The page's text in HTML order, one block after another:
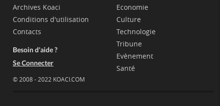
Archives Koaci
Conditions d'utilisation
Contacts
Besoin d'aide ?
Se Connecter
© 2008 - 2022 KOACI.COM
Economie
Culture
Technologie
Tribune
Evènement
Santé